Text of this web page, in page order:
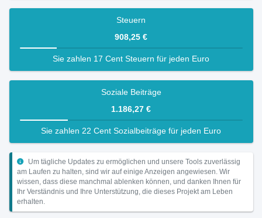
Steuern
908,25 €
Sie zahlen 17 Cent Steuern für jeden Euro
Soziale Beiträge
1.186,27 €
Sie zahlen 22 Cent Sozialbeiträge für jeden Euro
Um tägliche Updates zu ermöglichen und unsere Tools zuverlässig
am Laufen zu halten, sind wir auf einige Anzeigen angewiesen. Wir
wissen, dass diese manchmal ablenken können, und danken Ihnen für
Ihr Verständnis und Ihre Unterstützung, die dieses Projekt am Leben
erhalten.